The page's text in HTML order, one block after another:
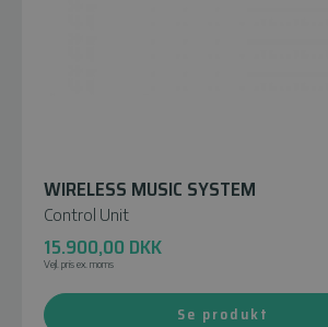
WIRELESS MUSIC SYSTEM
Control Unit
15.900,00 DKK
Vejl. pris ex. moms
Se produkt